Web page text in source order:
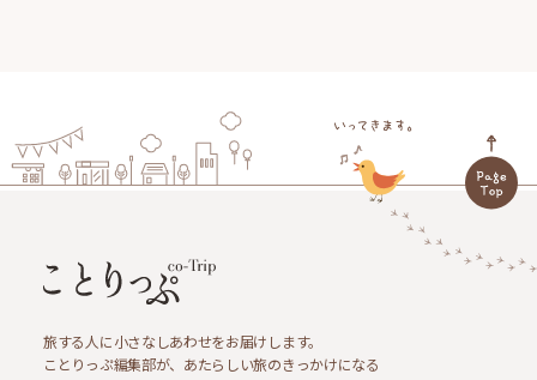
旅する人に小さなしあわせをお届けします。
ことりっぷ編集部が、あたらしい旅のきっかけになる